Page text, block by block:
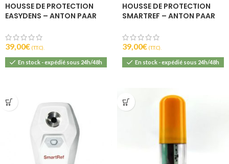
HOUSSE DE PROTECTION
EASYDENS – ANTON PAAR
39,00€ (T.T.C).
En stock - expédié sous 24h/48h
HOUSSE DE PROTECTION
SMARTREF – ANTON PAAR
39,00€ (T.T.C).
En stock - expédié sous 24h/48h